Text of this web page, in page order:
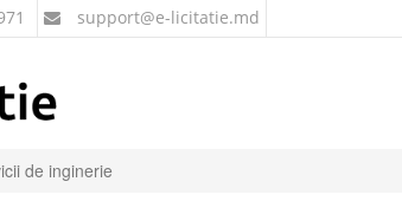
support@e-licitatie.md
de inginerie